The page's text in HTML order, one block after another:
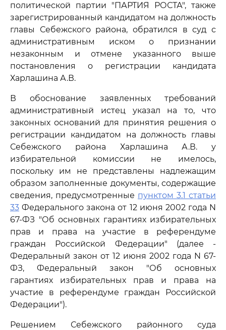
политической партии "ПАРТИЯ РОСТА", также
зарегистрированный кандидатом на должность
главы Себежского района, обратился в суд с
административным иском о признании
незаконным и отмене указанного выше
постановления о регистрации кандидата
Харлашина А.В.
В обоснование заявленных требований
административный истец указал на то, что
законных оснований для принятия решения о
регистрации кандидатом на должность главы
Себежского района Харлашина А.В. у
избирательной комиссии не имелось,
поскольку им не представлены надлежащим
образом заполненные документы, содержащие
сведения, предусмотренные пунктом 3.1 статьи
33 Федерального закона от 12 июня 2002 года N
67-ФЗ "Об основных гарантиях избирательных
прав и права на участие в референдуме
граждан Российской Федерации" (далее -
Федеральный закон от 12 июня 2002 года N 67-
ФЗ, Федеральный закон "Об основных
гарантиях избирательных прав и права на
участие в референдуме граждан Российской
Федерации").
Решением Себежского районного суда